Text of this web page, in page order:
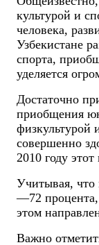
культурой и
человека,
Узбекистане
спорта,
уделяется
Достаточно
приобщения
физкультурой
совершенно
2010 году
Учитывая, что
—72 процента,
этом
Важно